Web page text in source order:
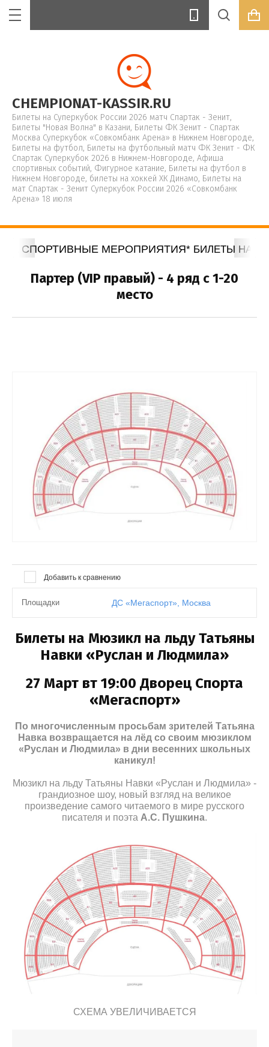
CHEMPIONAT-KASSIR.RU
Билеты на Суперкубок России 2026 матч Спартак - Зенит,
Билеты "Новая Волна" в Казани, Билеты ФК Зенит - Спартак
Москва Суперкубок «Совкомбанк Арена» в Нижнем Новгороде,
Билеты на футбол, Билеты на футбольный матч ФК Зенит - ФК
Спартак Суперкубок 2026 в Нижнем-Новгороде, Афиша
спортивных событий, Фигурное катание, Билеты на футбол в
Нижнем Новгороде, билеты на хоккей ХК Динамо, Билеты на
мат Спартак - Зенит Суперкубок России 2026 «Совкомбанк
Арена» 18 июля
СПОРТИВНЫЕ МЕРОПРИЯТИЯ* БИЛЕТЫ НА
Партер (VIP правый) - 4 ряд с 1-20
место
Добавить к сравнению
Площадки ДС «Мегаспорт», Москва
Билеты на Мюзикл на льду Татьяны
Навки «Руслан и Людмила»
27 Март вт 19:00 Дворец Спорта
«Мегаспорт»
По многочисленным просьбам зрителей Татьяна
Навка возвращается на лёд со своим мюзиклом
«Руслан и Людмила» в дни весенних школьных
каникул!
Мюзикл на льду Татьяны Навки «Руслан и Людмила» -
грандиозное шоу, новый взгляд на великое
произведение самого читаемого в мире русского
писателя и поэта А.С. Пушкина.
СХЕМА УВЕЛИЧИВАЕТСЯ
Цена (руб.):
Название:
Артикул:
Текст:
Выберите...
Новинка:
Выберите...
Результатов на странице:
50
Найти